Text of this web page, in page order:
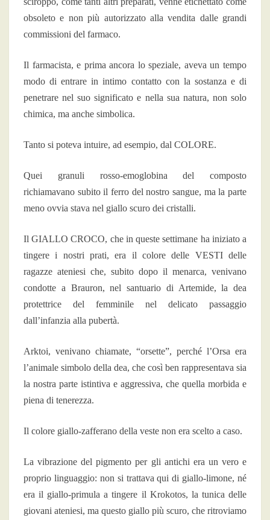
obsoleto e non più autorizzato alla vendita dalle grandi
commissioni del farmaco.
Il farmacista, e prima ancora lo speziale, aveva un tempo
modo di entrare in intimo contatto con la sostanza e di
penetrare nel suo significato e nella sua natura, non solo
chimica, ma anche simbolica.
Tanto si poteva intuire, ad esempio, dal COLORE.
Quei granuli rosso-emoglobina del composto
richiamavano subito il ferro del nostro sangue, ma la parte
meno ovvia stava nel giallo scuro dei cristalli.
Il GIALLO CROCO, che in queste settimane ha iniziato a
tingere i nostri prati, era il colore delle VESTI delle
ragazze ateniesi che, subito dopo il menarca, venivano
condotte a Brauron, nel santuario di Artemide, la dea
protettrice del femminile nel delicato passaggio
dall’infanzia alla pubertà.
Arktoi, venivano chiamate, “orsette”, perché l’Orsa era
l’animale simbolo della dea, che così ben rappresentava sia
la nostra parte istintiva e aggressiva, che quella morbida e
piena di tenerezza.
Il colore giallo-zafferano della veste non era scelto a caso.
La vibrazione del pigmento per gli antichi era un vero e
proprio linguaggio: non si trattava qui di giallo-limone, né
era il giallo-primula a tingere il Krokotos, la tunica delle
giovani ateniesi, ma questo giallo più scuro, che ritroviamo